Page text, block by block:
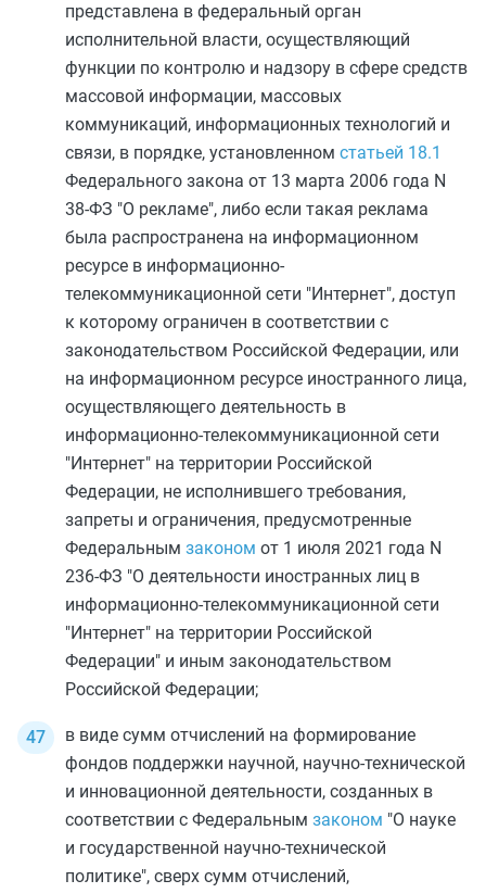
представлена в федеральный орган
исполнительной власти, осуществляющий
функции по контролю и надзору в сфере средств
массовой информации, массовых
коммуникаций, информационных технологий и
связи, в порядке, установленном статьей 18.1
Федерального закона от 13 марта 2006 года N
38-ФЗ "О рекламе", либо если такая реклама
была распространена на информационном
ресурсе в информационно-
телекоммуникационной сети "Интернет", доступ
к которому ограничен в соответствии с
законодательством Российской Федерации, или
на информационном ресурсе иностранного лица,
осуществляющего деятельность в
информационно-телекоммуникационной сети
"Интернет" на территории Российской
Федерации, не исполнившего требования,
запреты и ограничения, предусмотренные
Федеральным законом от 1 июля 2021 года N
236-ФЗ "О деятельности иностранных лиц в
информационно-телекоммуникационной сети
"Интернет" на территории Российской
Федерации" и иным законодательством
Российской Федерации;
в виде сумм отчислений на формирование
фондов поддержки научной, научно-технической
и инновационной деятельности, созданных в
соответствии с Федеральным законом "О науке
и государственной научно-технической
политике", сверх сумм отчислений,